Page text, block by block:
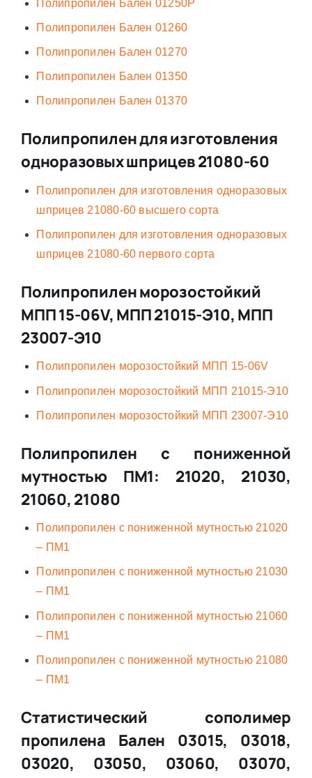
Полипропилен Бален 01250Р
Полипропилен Бален 01260
Полипропилен Бален 01270
Полипропилен Бален 01350
Полипропилен Бален 01370
Полипропилен для изготовления
одноразовых шприцев 21080-60
Полипропилен для изготовления одноразовых
шприцев 21080-60 высшего сорта
Полипропилен для изготовления одноразовых
шприцев 21080-60 первого сорта
Полипропилен морозостойкий
МПП 15-06V, МПП 21015-Э10, МПП
23007-Э10
Полипропилен морозостойкий МПП 15-06V
Полипропилен морозостойкий МПП 21015-Э10
Полипропилен морозостойкий МПП 23007-Э10
Полипропилен с пониженной
мутностью ПМ1: 21020, 21030,
21060, 21080
Полипропилен с пониженной мутностью 21020
– ПМ1
Полипропилен с пониженной мутностью 21030
– ПМ1
Полипропилен с пониженной мутностью 21060
– ПМ1
Полипропилен с пониженной мутностью 21080
– ПМ1
Статистический сополимер
пропилена Бален 03015, 03018,
03020, 03050, 03060, 03070,